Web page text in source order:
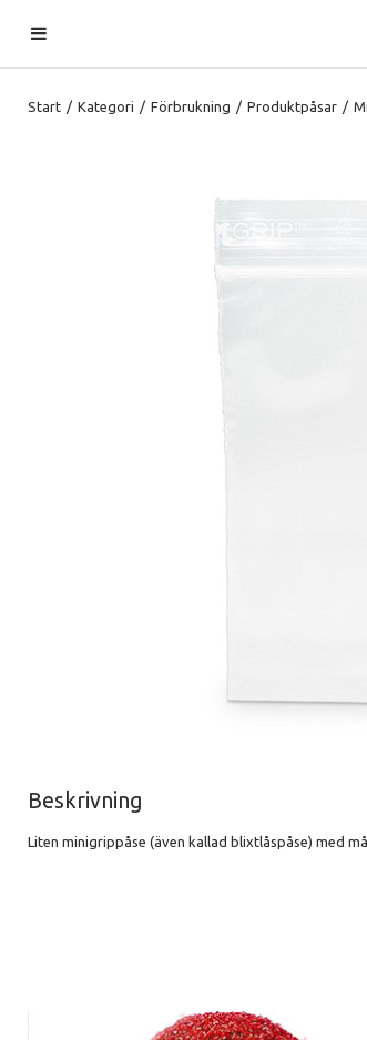
Start / Kategori / Förbrukning / Produktpåsar /
Beskrivning
Liten minigrippåse (även kallad blixtlåspåse) med